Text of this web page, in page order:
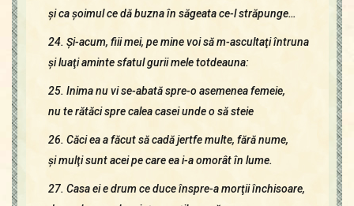
şi ca şoimul ce dă buzna în săgeata ce-l străpunge…
24. Şi-acum, fiii mei, pe mine voi să m-ascultaţi întruna
şi luaţi aminte sfatul gurii mele totdeauna:
25. Inima nu vi se-abată spre-o asemenea femeie,
nu te rătăci spre calea casei unde o să steie
26. Căci ea a făcut să cadă jertfe multe, fără nume,
şi mulţi sunt acei pe care ea i-a omorât în lume.
27. Casa ei e drum ce duce înspre-a morţii închisoare,